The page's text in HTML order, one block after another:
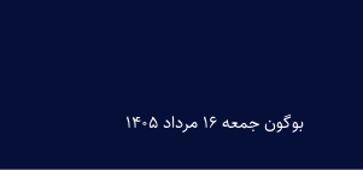
بوگون جمعه ۱۶ مرداد ۱۴۰۵